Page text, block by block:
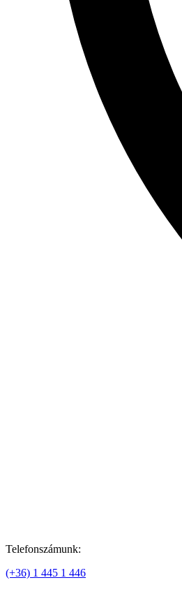
Telefonszámunk:
(+36) 1 445 1 446